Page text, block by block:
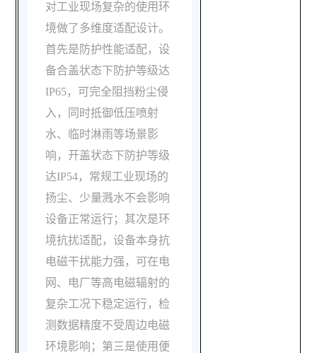
对工业现场复杂的使用环
境做了多维度适配设计。
首先是防护性能适配，设
备合盖状态下防护等级达
IP65，可完全阻挡粉尘侵
入，同时抵御低压喷射
水、临时淋雨等场景影
响，开盖状态下防护等级
达IP54，常规工业现场的
扬尘、少量溅水不会影响
设备正常运行；其次是环
境抗扰适配，设备本身抗
电磁干扰能力强，可在电
网、电厂等高电磁辐射的
复杂工况下稳定运行，检
测数据精度不受周边电磁
环境影响；第三是使用便